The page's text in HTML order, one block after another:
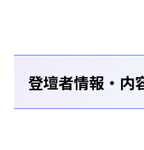
登壇者情報・内